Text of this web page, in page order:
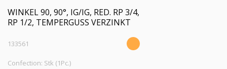
WINKEL 90, 90°, IG/IG, RED. RP 3/4,
RP 1/2, TEMPERGUSS VERZINKT
133561
Confection: Stk (1Pc.)